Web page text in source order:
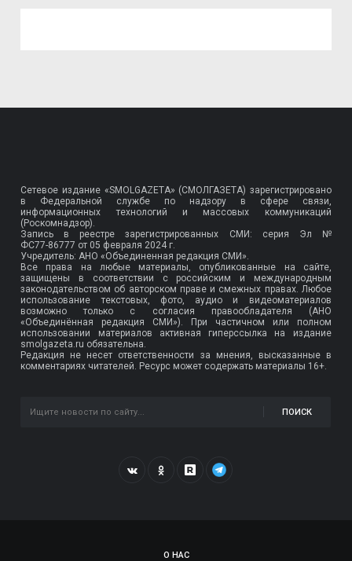
Сетевое издание «SMOLGAZETA» (СМОЛГАЗЕТА) зарегистрировано
в Федеральной службе по надзору в сфере связи,
информационных технологий и массовых коммуникаций
(Роскомнадзор).
Запись в реестре зарегистрированных СМИ: серия Эл №
ФС77-86777 от 05 февраля 2024 г.
Учредитель: АНО «Объединенная редакция СМИ».
Все права на любые материалы, опубликованные на сайте,
защищены в соответствии с российским и международным
законодательством об авторском праве и смежных правах. Любое
использование текстовых, фото, аудио и видеоматериалов
возможно только с согласия правообладателя (АНО
«Объединённая редакция СМИ»). При частичном или полном
использовании материалов активная гиперссылка на издание
smolgazeta.ru обязательна.
Редакция не несет ответственности за мнения, высказанные в
комментариях читателей. Ресурс может содержать материалы 16+.
ПОИСК
О НАС